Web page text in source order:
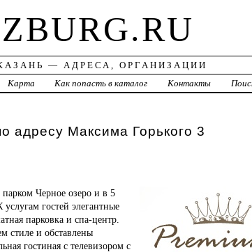
— АДРЕСА, ОРГАНИЗАЦИИ
Карта Как попасть в каталог Контакты
адресу Максима Горького 3
Черное озеро и в 5
гостей элегантные
парковка и спа-центр.
стиле и обставлены
гостиная с телевизором с